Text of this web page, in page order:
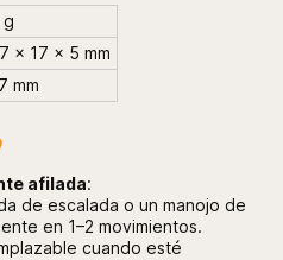
g
× 17 × 5 mm
mm
afilada:
de escalada o un manojo de
en 1–2 movimientos.
cuando esté